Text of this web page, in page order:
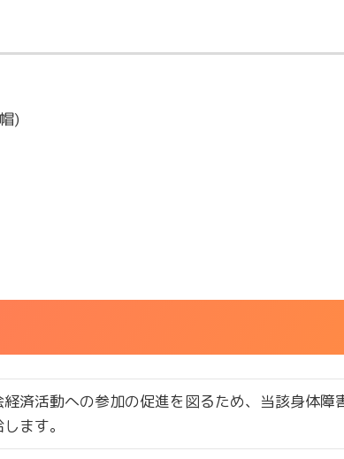
)
済活動への参加の促進を図るため、当該身体障
ます。